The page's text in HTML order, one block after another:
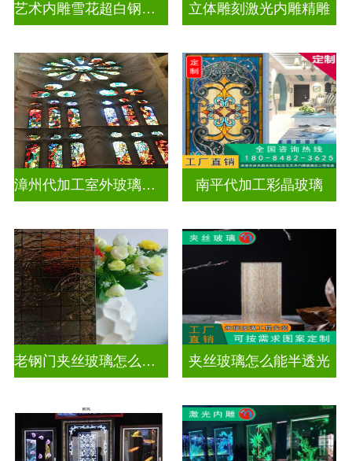
艺术内雕雪花超白钢化激光内雕发光玻璃背景墙 立体雕刻激光内雕精雕
漳州代加工室外玻璃穹顶 南平代加工彩晶玻璃
老钢门夹丝玻璃怎么修复 夹丝玻璃怎么能半透光